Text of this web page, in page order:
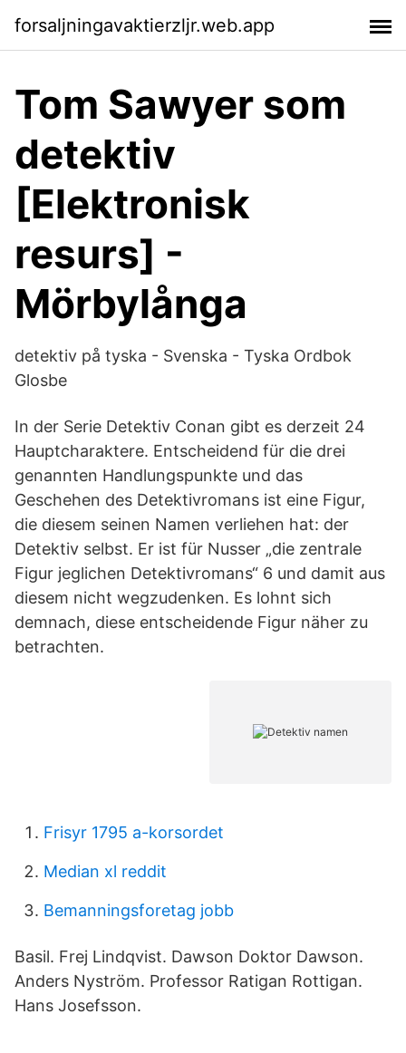
forsaljningavaktierzljr.web.app
Tom Sawyer som
detektiv
[Elektronisk
resurs] -
Mörbylånga
detektiv på tyska - Svenska - Tyska Ordbok
Glosbe
In der Serie Detektiv Conan gibt es derzeit 24
Hauptcharaktere. Entscheidend für die drei
genannten Handlungspunkte und das
Geschehen des Detektivromans ist eine Figur,
die diesem seinen Namen verliehen hat: der
Detektiv selbst. Er ist für Nusser „die zentrale
Figur jeglichen Detektivromans“ 6 und damit aus
diesem nicht wegzudenken. Es lohnt sich
demnach, diese entscheidende Figur näher zu
betrachten.
Frisyr 1795 a-korsordet
Median xl reddit
Bemanningsforetag jobb
​Basil. Frej Lindqvist. Dawson ​Doktor Dawson.
Anders Nyström. Professor Ratigan ​Rottigan.
Hans Josefsson.